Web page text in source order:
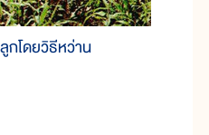
กโดยวิธีหว่าน